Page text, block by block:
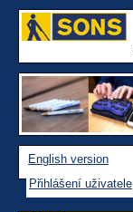
English version
Přihlášení uživatele